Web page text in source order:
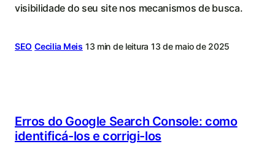
visibilidade do seu site nos mecanismos de busca.
SEO Cecilia Meis 13 min de leitura 13 de maio de 2025
Erros do Google Search Console: como
identificá-los e corrigi-los